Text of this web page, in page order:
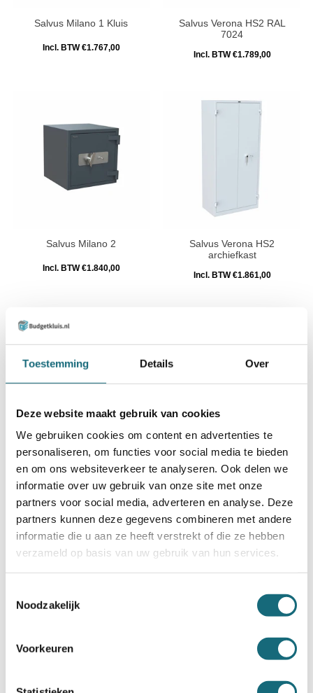
Toestemming Details Over
Deze website maakt gebruik van cookies
We gebruiken cookies om content en advertenties te
personaliseren, om functies voor social media te bieden
en om ons websiteverkeer te analyseren. Ook delen we
informatie over uw gebruik van onze site met onze
partners voor social media, adverteren en analyse. Deze
partners kunnen deze gegevens combineren met andere
informatie die u aan ze heeft verstrekt of die ze hebben
verzameld op basis van uw gebruik van hun services.
Noodzakelijk
Voorkeuren
Salvus Milano 1 Kluis
Incl. BTW €1.767,00
Salvus Verona HS2 RAL
7024
Incl. BTW €1.789,00
Salvus Milano 2
Incl. BTW €1.840,00
Salvus Verona HS2
archiefkast
Incl. BTW €1.861,00
Salvus Monopoli 3
afstortkluis
Salvus Ravenna 7 Kluis
Incl. BTW €2.027,00
Salvus Bologna 95